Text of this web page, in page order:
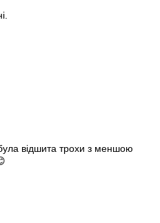
відшита трохи з меншою